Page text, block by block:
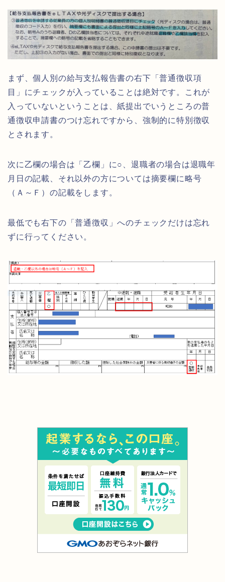
まず、個人別の給与支払報告書の右下「普通徴収項
目」にチェックが入っていることは絶対です。これが
入っていないということは、紙提出でいうところの普
通徴収申請書のつけ忘れですから、強制的に特別徴収
とされます。
次に乙欄の場合は「乙欄」に○、退職者の場合は退職年
月日の記載、それ以外の方については摘要欄に略号
（Ａ～Ｆ）の記載をします。
最低でも右下の「普通徴収」へのチェックだけは忘れ
ずに行ってください。